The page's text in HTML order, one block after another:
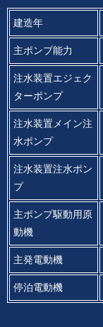
建造年
主ポンプ能力
注水装置エジェク
ターポンプ
注水装置メイン注
水ポンプ
注水装置注水ポン
プ
主ポンプ駆動用原
動機
主発電動機
停泊電動機